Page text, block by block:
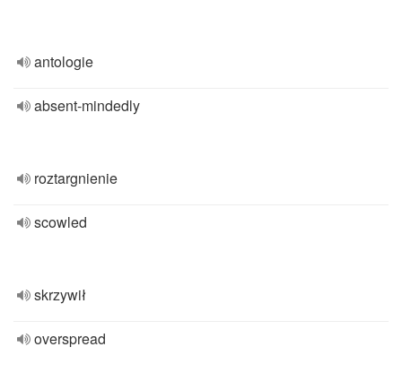
antologie
absent-mindedly
roztargnienie
scowled
skrzywił
overspread